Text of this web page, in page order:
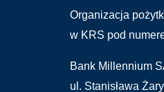
Organizacja
w KRS pod
Bank Millennium
ul. Stanisława